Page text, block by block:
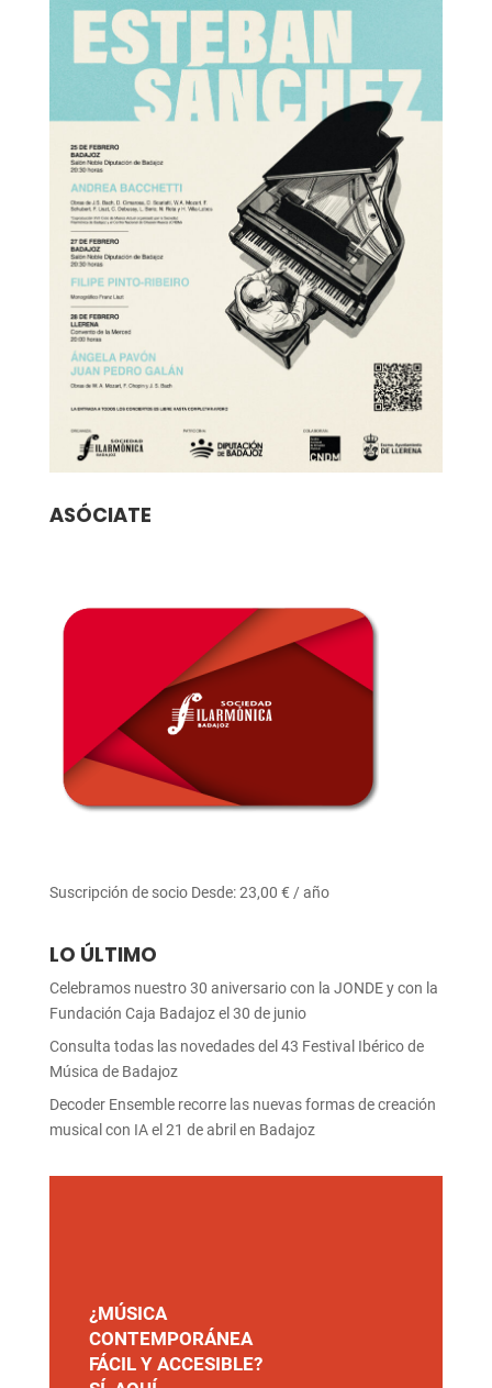
ASÓCIATE
Suscripción de socio Desde:23,00 € / año
LO ÚLTIMO
Celebramos nuestro 30 aniversario con la JONDE y con la
Fundación Caja Badajoz el 30 de junio
Consulta todas las novedades del 43 Festival Ibérico de
Música de Badajoz
Decoder Ensemble recorre las nuevas formas de creación
musical con IA el 21 de abril en Badajoz
¿MÚSICA
CONTEMPORÁNEA
FÁCIL Y ACCESIBLE?